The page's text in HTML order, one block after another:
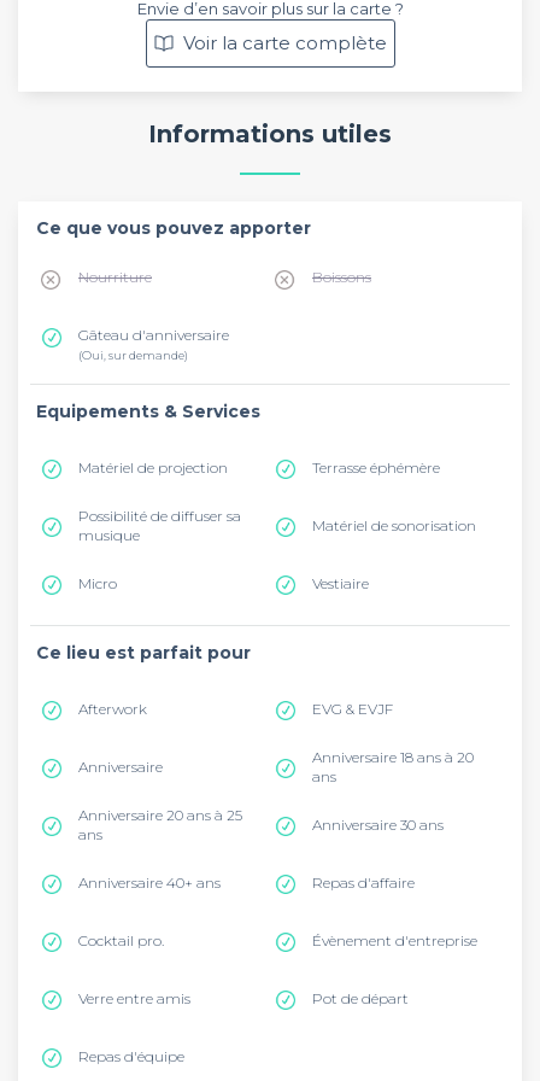
Envie d’en savoir plus sur la carte ?
Voir la carte complète
Informations utiles
Ce que vous pouvez apporter
Nourriture Boissons
Gâteau d'anniversaire
(Oui, sur demande)
Equipements & Services
Matériel de projection Terrasse éphémère
Possibilité de diffuser sa
musique
Matériel de sonorisation
Micro Vestiaire
Ce lieu est parfait pour
Afterwork EVG & EVJF
Anniversaire
Anniversaire 18 ans à 20
ans
Anniversaire 20 ans à 25
ans
Anniversaire 30 ans
Anniversaire 40+ ans Repas d'affaire
Cocktail pro. Évènement d'entreprise
Verre entre amis Pot de départ
Repas d'équipe